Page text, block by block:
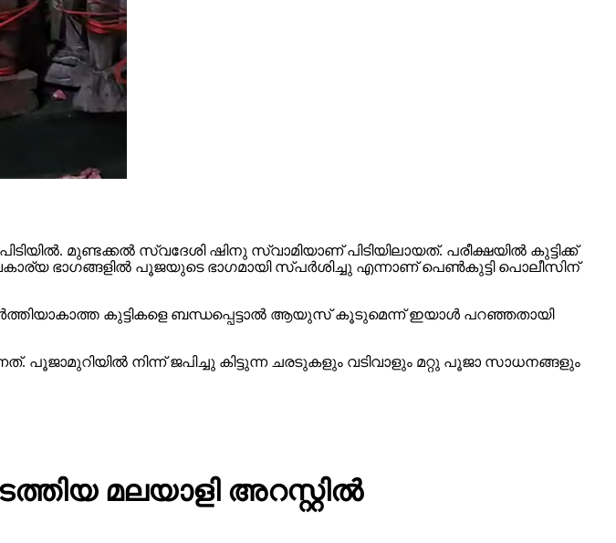
മുണ്ടക്കൽ സ്വദേശി ഷിനു സ്വാമിയാണ് പിടിയിലായത്. പരീക്ഷയിൽ കുട്ടിക്ക്
ഭാഗങ്ങളിൽ പൂജയുടെ ഭാഗമായി സ്പർശിച്ചു എന്നാണ് പെൺകുട്ടി പൊലീസിന്
കുട്ടികളെ ബന്ധപ്പെട്ടാൽ ആയുസ് കൂടുമെന്ന് ഇയാൾ പറഞ്ഞതായി
നിന്ന് ജപിച്ചു കിട്ടുന്ന ചരടുകളും വടിവാളും മറ്റു പൂജാ സാധനങ്ങളും
മലയാളി അറസ്റ്റിൽ